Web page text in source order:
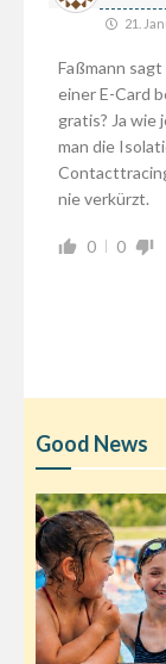
21.
Faßmann
einer E-Card
gratis? Ja wie
man die
nie verkürzt.
0 0
Good News